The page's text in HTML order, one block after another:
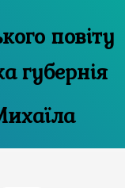
повіту
губернія